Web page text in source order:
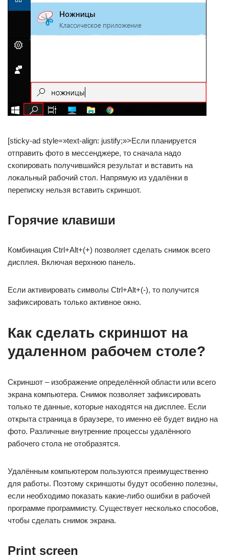
[sticky-ad style=»text-align: justify;»>Если планируется
отправить фото в мессенджере, то сначала надо
скопировать получившийся результат и вставить на
локальный рабочий стол. Напрямую из удалёнки в
переписку нельзя вставить скриншот.
Горячие клавиши
Комбинация Ctrl+Alt+(+) позволяет сделать снимок всего
дисплея. Включая верхнюю панель.
Если активировать символы Ctrl+Alt+(-), то получится
зафиксировать только активное окно.
Как сделать скриншот на
удаленном рабочем столе?
Скриншот – изображение определённой области или всего
экрана компьютера. Снимок позволяет зафиксировать
только те данные, которые находятся на дисплее. Если
открыта страница в браузере, то именно её будет видно на
фото. Различные внутренние процессы удалённого
рабочего стола не отобразятся.
Удалённым компьютером пользуются преимущественно
для работы. Поэтому скриншоты будут особенно полезны,
если необходимо показать какие-либо ошибки в рабочей
программе программисту. Существует несколько способов,
чтобы сделать снимок экрана.
Print screen